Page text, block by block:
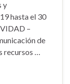
y
hasta el 30
–
de
recursos …